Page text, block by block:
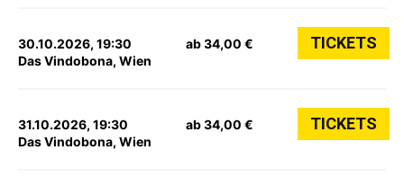
30.10.2026, 19:30
Das Vindobona, Wien
ab 34,00 € TICKETS
31.10.2026, 19:30
Das Vindobona, Wien
ab 34,00 € TICKETS